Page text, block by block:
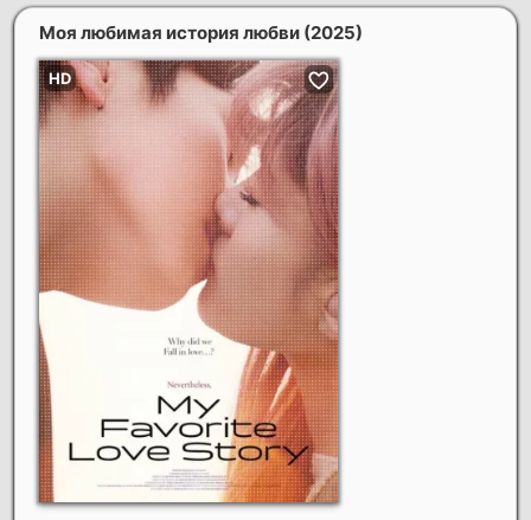
Моя любимая история любви (2025)